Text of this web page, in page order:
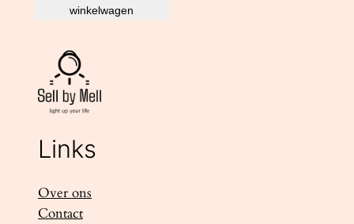
winkelwagen
Links
Over ons
Contact